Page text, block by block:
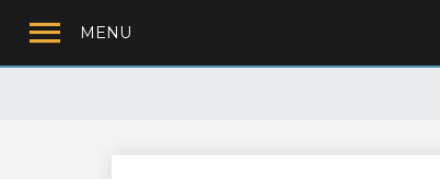
MENU